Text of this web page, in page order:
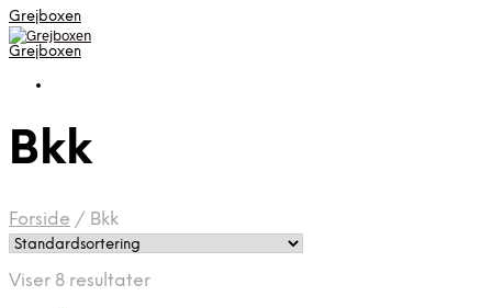
Grejboxen
Grejboxen
Bkk
Forside / Bkk
Viser 8 resultater